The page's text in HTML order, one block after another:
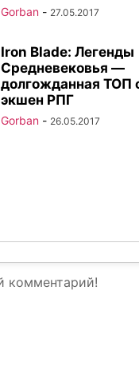
Gorban - 27.05.2017
Iron Blade: Легенды
Средневековья —
долгожданная ТОП
экшен РПГ
Gorban - 26.05.2017